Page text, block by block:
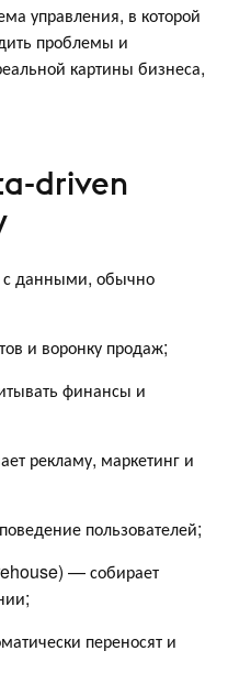
управления, в которой
проблемы и
картины бизнеса,
driven
с данными, обычно
и воронку продаж;
финансы и
рекламу, маркетинг и
пользователей;
— собирает
переносят и